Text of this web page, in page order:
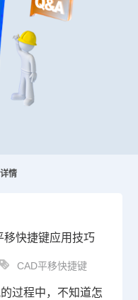
情
快捷键应用技巧
CAD平移快捷键
过程中，不知道怎